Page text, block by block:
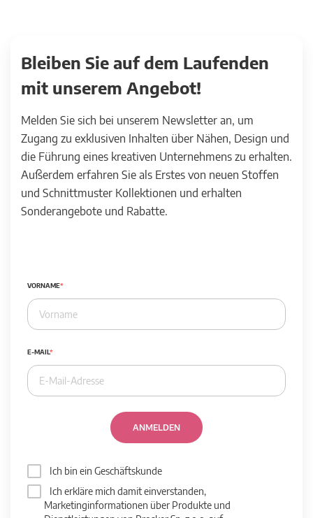
Bleiben Sie auf dem Laufenden
mit unserem Angebot!
Melden Sie sich bei unserem Newsletter an, um
Zugang zu exklusiven Inhalten über Nähen, Design und
die Führung eines kreativen Unternehmens zu erhalten.
Außerdem erfahren Sie als Erstes von neuen Stoffen
und Schnittmuster Kollektionen und erhalten
Sonderangebote und Rabatte.
VORNAME
E-MAIL
ANMELDEN
Ich bin ein Geschäftskunde
Ich erkläre mich damit einverstanden,
Marketinginformationen über Produkte und